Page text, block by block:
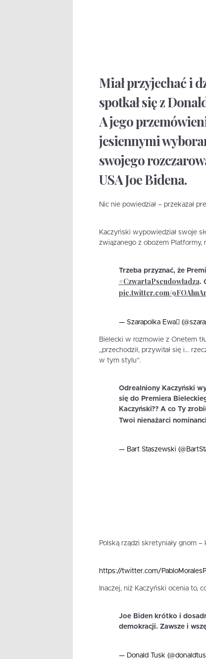
Miał przyjechać i
spotkał się z
A jego
jesiennymi
swojego
USA Joe Bidena.
Nic nie powiedział – przekazał
Kaczyński wypowiedział swoje
związanego z obozem Platformy,
Trzeba przyznać, że
#CzwartaPseudowładza.
pic.twitter.com/
— Szarapolka Ewa
Bielecki w rozmowie z Onetem
„przechodził, przywitał się i…
w tym stylu”.
Odrealniony Kaczyński
się do Premiera
Kaczyński?? A co Ty
Twoi nienażarci
— Bart Staszewski
Polską rządzi skretyniały gnom
https://twitter.com/
Inaczej, niż Kaczyński ocenia to,
Joe Biden krótko i
demokracji. Zawsze i
— Donald Tusk